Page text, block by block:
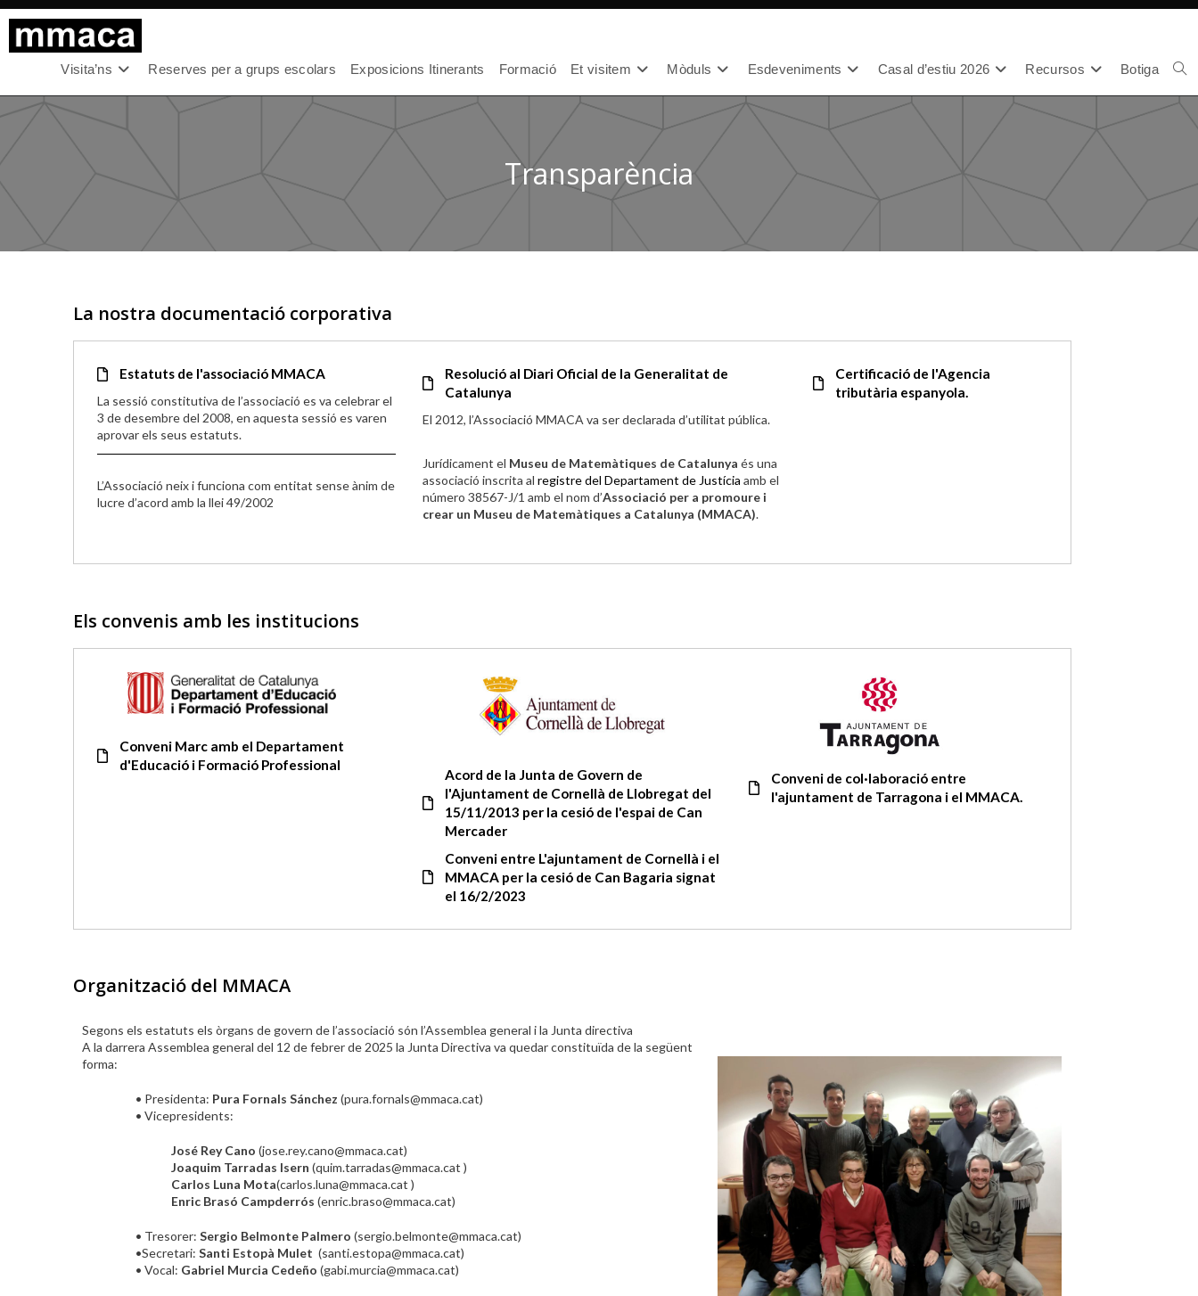
Visita’ns Reserves per a grups escolars Exposicions Itinerants Formació Et visitem Mòduls Esdeveniments Casal d’estiu 2026 Recursos Botiga
Transparència
La nostra documentació corporativa
Estatuts de l'associació MMACA
La sessió constitutiva de l’associació es va celebrar el
3 de desembre del 2008, en aquesta sessió es varen
aprovar els seus estatuts.
L’Associació neix i funciona com entitat sense ànim de
lucre d’acord amb la llei 49/2002
Resolució al Diari Oficial de la Generalitat de
Catalunya
El 2012, l’Associació MMACA va ser declarada d’utilitat pública.
Jurídicament el Museu de Matemàtiques de Catalunya és una
associació inscrita alregistre del Departament de Justícia amb el
número 38567-J/1 amb el nom d’Associació per a promoure i
crear un Museu de Matemàtiques a Catalunya (MMACA).
Certificació de l'Agencia
tributària espanyola.
Els convenis amb les institucions
Conveni Marc amb el Departament
d'Educació i Formació Professional
Acord de la Junta de Govern de
l'Ajuntament de Cornellà de Llobregat del
15/11/2013 per la cesió de l'espai de Can
Mercader
Conveni entre L'ajuntament de Cornellà i el
MMACA per la cesió de Can Bagaria signat
el 16/2/2023
Conveni de col·laboració entre
l'ajuntament de Tarragona i el MMACA.
Organització del MMACA
Segons els estatuts els òrgans de govern de l’associació són l’Assemblea general i la Junta directiva
A la darrera Assemblea general del 12 de febrer de 2025 la Junta Directiva va quedar constituïda de la següent
forma:
• Presidenta: Pura Fornals Sánchez (pura.fornals@mmaca.cat)
• Vicepresidents:
José Rey Cano (jose.rey.cano@mmaca.cat)
Joaquim Tarradas Isern (quim.tarradas@mmaca.cat )
Carlos Luna Mota(carlos.luna@mmaca.cat )
Enric Brasó Campderrós (enric.braso@mmaca.cat)
• Tresorer: Sergio Belmonte Palmero (sergio.belmonte@mmaca.cat)
•Secretari: Santi Estopà Mulet (santi.estopa@mmaca.cat)
• Vocal: Gabriel Murcia Cedeño (gabi.murcia@mmaca.cat)